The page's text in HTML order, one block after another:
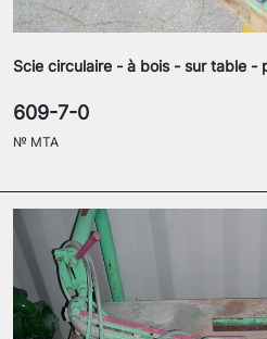
Scie circulaire - à bois - sur table -
609-7-0
№ MTA